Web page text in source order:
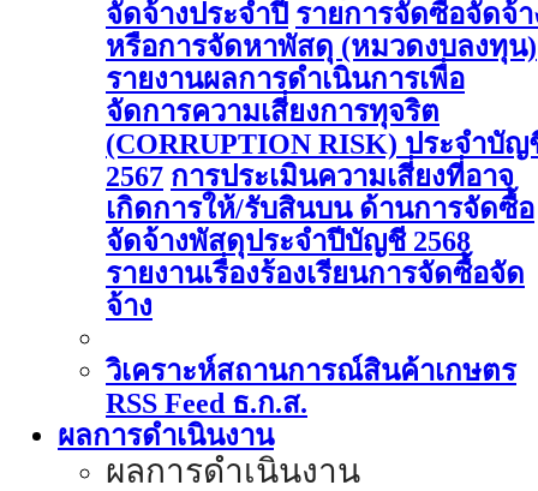
จัดจ้างประจำปี รายการจัดซื้อจัดจ้า
หรือการจัดหาพัสดุ (หมวดงบลงทุน)
รายงานผลการดําเนินการเพื่อ
จัดการความเสี่ยงการทุจริต
(CORRUPTION RISK) ประจําบัญ
2567 การประเมินความเสี่ยงที่อาจ
เกิดการให้/รับสินบน ด้านการจัดซื้อ
จัดจ้างพัสดุประจําปีบัญชี 2568
รายงานเรื่องร้องเรียนการจัดซื้อจัด
จ้าง
วิเคราะห์สถานการณ์สินค้าเกษตร
RSS Feed ธ.ก.ส.
ผลการดำเนินงาน
ผลการดำเนินงาน